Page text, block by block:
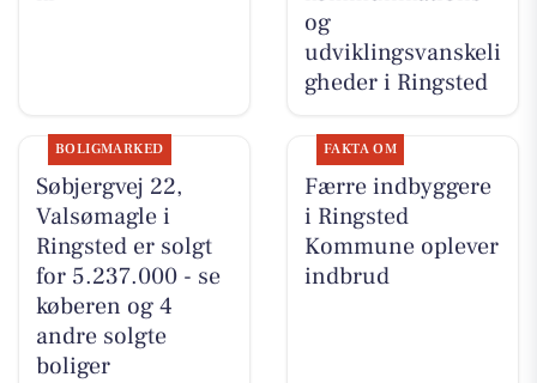
og
udviklingsvanskeli
gheder i Ringsted
BOLIGMARKED
Søbjergvej 22,
Valsømagle i
Ringsted er solgt
for 5.237.000 - se
køberen og 4
andre solgte
boliger
FAKTA OM
Færre indbyggere
i Ringsted
Kommune oplever
indbrud